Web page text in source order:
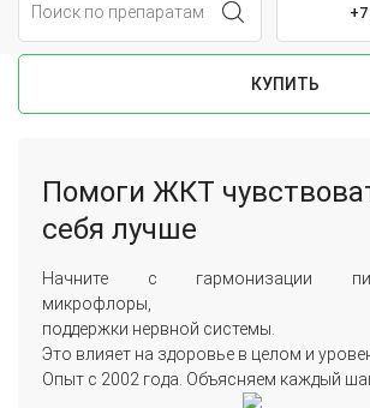
КУПИТЬ
Помоги ЖКТ
себя лучше
Начните c гармонизации
микрофлоры,
поддержки нервной системы.
Это влияет на здоровье в целом и
Опыт с 2002 года. Объясняем каждый